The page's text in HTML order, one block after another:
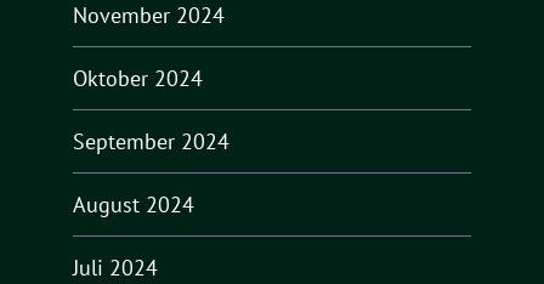
November 2024
Oktober 2024
September 2024
August 2024
Juli 2024